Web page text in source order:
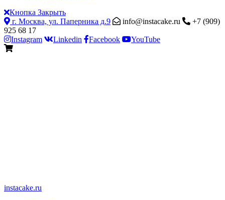
Кнопка Закрыть
г. Москва, ул. Паперника д.9
info@instacake.ru
+7 (909)
925 68 17
Instagram
Linkedin Facebook YouTube
instacake.ru